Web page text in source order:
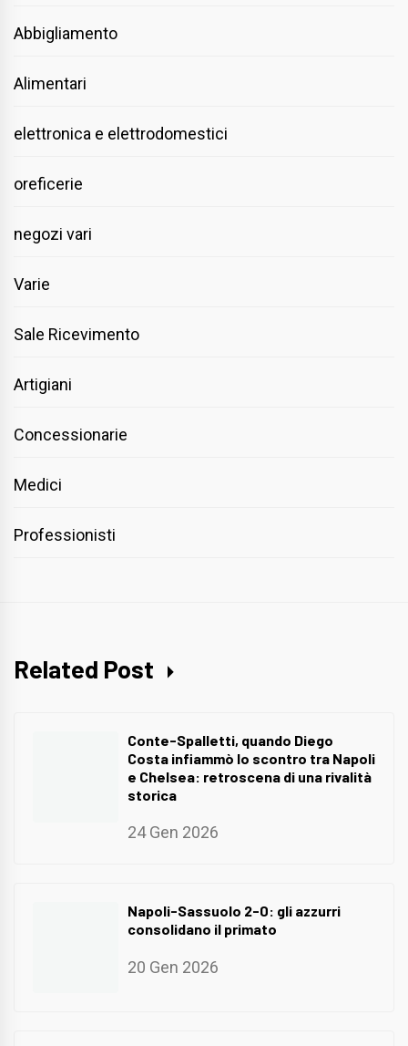
Abbigliamento
Alimentari
elettronica e elettrodomestici
oreficerie
negozi vari
Varie
Sale Ricevimento
Artigiani
Concessionarie
Medici
Professionisti
Related Post
Conte-Spalletti, quando Diego
Costa infiammò lo scontro tra Napoli
e Chelsea: retroscena di una rivalità
storica
24 Gen 2026
Napoli-Sassuolo 2-0: gli azzurri
consolidano il primato
20 Gen 2026